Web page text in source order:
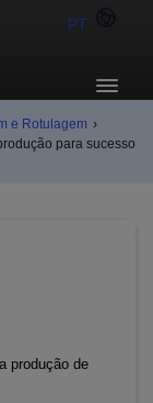
PT
e Rotulagem ›
para sucesso
produção de